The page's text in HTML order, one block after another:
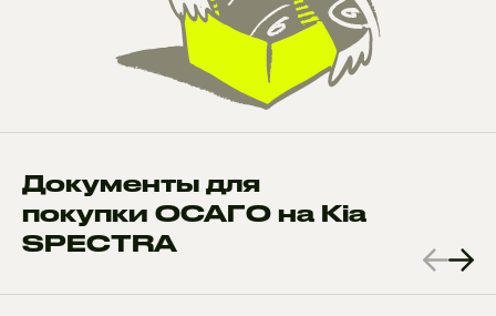
Документы для
покупки ОСАГО на Kia
SPECTRA